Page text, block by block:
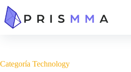
Categoría Technology